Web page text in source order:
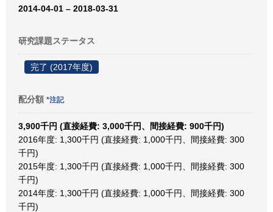
2014-04-01 – 2018-03-31
研究課題ステータス
完了 (2017年度)
配分額 *注記
3,900千円 (直接経費: 3,000千円、間接経費: 900千円)
2016年度: 1,300千円 (直接経費: 1,000千円、間接経費: 300
千円)
2015年度: 1,300千円 (直接経費: 1,000千円、間接経費: 300
千円)
2014年度: 1,300千円 (直接経費: 1,000千円、間接経費: 300
千円)